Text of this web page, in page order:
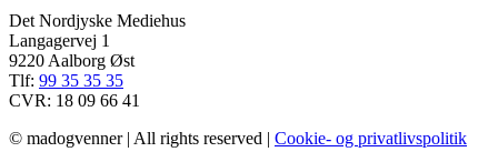
Det Nordjyske Mediehus
Langagervej 1
9220 Aalborg Øst
Tlf: 99 35 35 35
CVR: 18 09 66 41
© madogvenner | All rights reserved | Cookie- og privatlivspolitik